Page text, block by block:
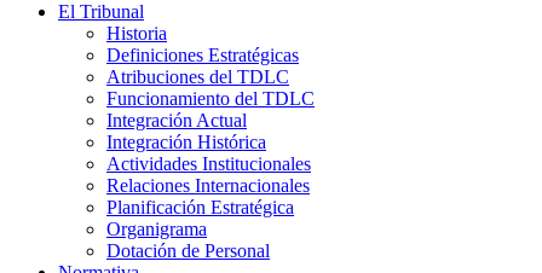
El Tribunal
Historia
Definiciones Estratégicas
Atribuciones del TDLC
Funcionamiento del TDLC
Integración Actual
Integración Histórica
Actividades Institucionales
Relaciones Internacionales
Planificación Estratégica
Organigrama
Dotación de Personal